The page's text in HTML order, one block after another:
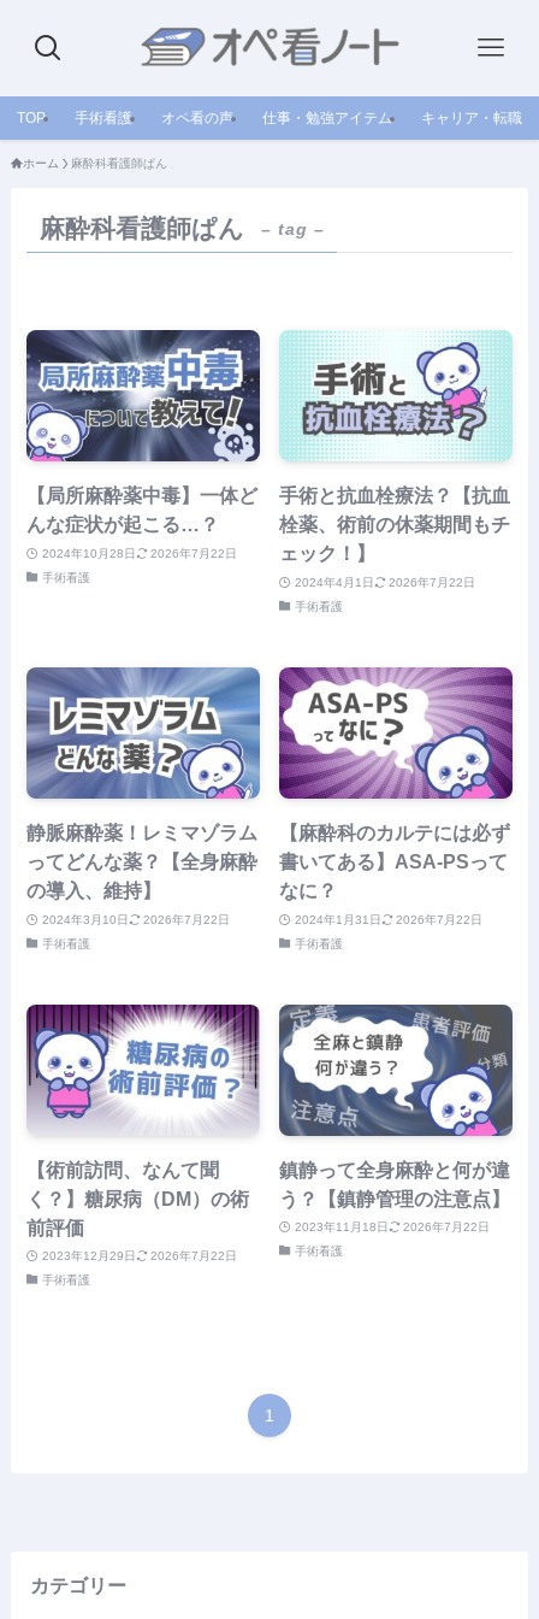
TOP 手術看護 オペ看の声 仕事・勉強アイテム キャリア・転職
ホーム 麻酔科看護師ぱん
麻酔科看護師ぱん – tag –
【局所麻酔薬中毒】一体ど
んな症状が起こる…？
2024年10月28日
2026年7月22日
手術看護
手術と抗血栓療法？【抗血
栓薬、術前の休薬期間もチ
ェック！】
2024年4月1日
2026年7月22日
手術看護
静脈麻酔薬！レミマゾラム
ってどんな薬？【全身麻酔
の導入、維持】
2024年3月10日
2026年7月22日
手術看護
【麻酔科のカルテには必ず
書いてある】ASA-PSって
なに？
2024年1月31日
2026年7月22日
手術看護
【術前訪問、なんて聞
く？】糖尿病（DM）の術
前評価
2023年12月29日
2026年7月22日
手術看護
鎮静って全身麻酔と何が違
う？【鎮静管理の注意点】
2023年11月18日
2026年7月22日
手術看護
1
カテゴリー